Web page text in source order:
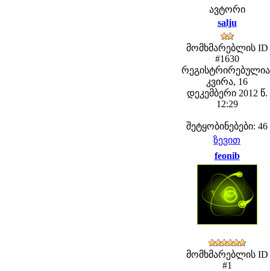
ავტორი
salju
მომხმარებლის ID
#1630
კვირა, 16
დეკემბერი 2012 წ.
12:29
შეტყობინებები: 46
ზევით
feonib
მომხმარებლის ID
#1